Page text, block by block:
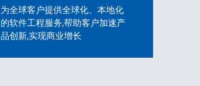
为全球客户提供全球化、本地化
的软件工程服务,帮助客户加速产
品创新,实现商业增长